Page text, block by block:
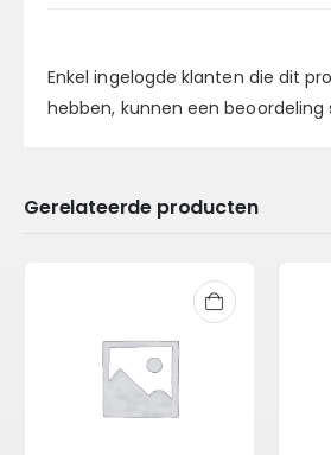
Enkel ingelogde klanten die dit
hebben, kunnen een beoordeling
Gerelateerde producten